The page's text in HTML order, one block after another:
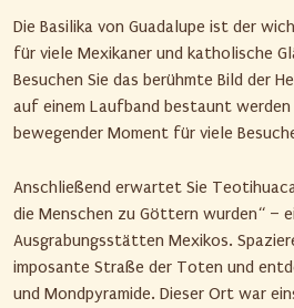
Die Basilika von Guadalupe ist der
für viele Mexikaner und katholische
Besuchen Sie das berühmte Bild der
auf einem Laufband bestaunt werden
bewegender Moment für viele
Anschließend erwartet Sie
die Menschen zu Göttern wurden“ –
Ausgrabungsstätten Mexikos.
imposante Straße der Toten und
und Mondpyramide. Dieser Ort war